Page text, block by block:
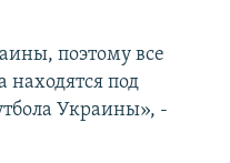
поэтому все
под
Украины», -